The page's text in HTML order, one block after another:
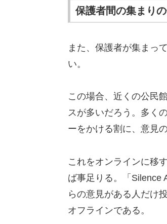
保護者間の集まり
また、保護者が集まっ
い。
この場合、近くの公民
スが多いだろう。多く
ーをかける割に、意見
これをオンラインに移
ば事足りる。「Silence
らの意見がある人だけ
オフラインである。